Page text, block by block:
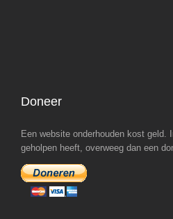
Doneer
Een website onderhouden kost geld.
geholpen heeft, overweeg dan een